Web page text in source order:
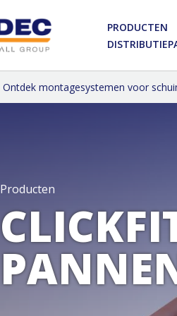
PRODUCTEN
Ontdek montagesystemen voor
Producten